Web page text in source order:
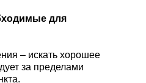
для
– искать хорошее
за пределами